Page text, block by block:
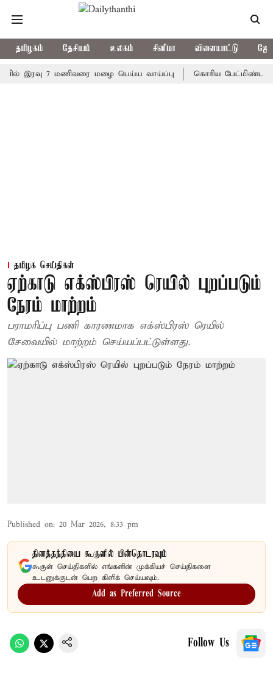
தமிழகம் தேசியம் உலகம் சினிமா விளையாட்டு
7 மணிவரை மழை பெய்ய வாய்ப்பு கொரிய பேட்மிண்டன்
தமிழக செய்திகள்
ஏற்காடு எக்ஸ்பிரஸ் ரெயில் புறப்படும்
நேரம் மாற்றம்
பராமரிப்பு பணி காரணமாக எக்ஸ்பிரஸ் ரெயில்
சேவையில் மாற்றம் செய்யப்பட்டுள்ளது.
Published on: 20 Mar 2026, 8:33 pm
தினத்தந்தியை கூகுளில் பின்தொடரவும்
கூகுள் செய்திகளில் எங்களின் முக்கியச் செய்திகளை
உடனுக்குடன் பெற கிளிக் செய்யவும்.
Add as Preferred Source
Follow Us